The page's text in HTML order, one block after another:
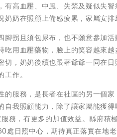
有高血壓、中風、失禁及疑似失
奶在照顧上備感疲累，家屬安排
腳拐且須包尿布，也不願意參加
吃用血壓藥物，臉上的笑容越來
切，奶奶後續也跟著爺爺一同在
作。
的服務，是長者在社區的另一個
自我照顧能力，除了讓家屬能獲
務，有更多的加值效益。縣府積
處日照中心，期待真正落實在地